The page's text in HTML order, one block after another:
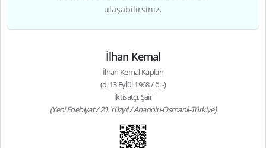
ulaşabilirsiniz.
İlhan Kemal
İlhan Kemal Kaplan
(d. 13 Eylül 1968 / ö. -)
İktisatçı, Şair
(Yeni Edebiyat / 20. Yüzyıl / Anadolu-Osmanlı-Türkiye)